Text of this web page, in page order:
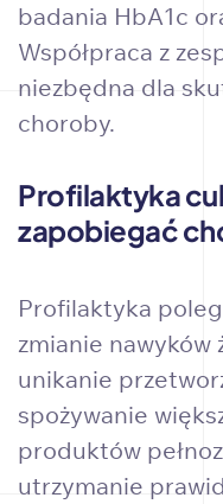
badania HbA1c
Współpraca z
niezbędna dla
choroby.
Profilaktyka
zapobiegać
Profilaktyka
zmianie nawyków
unikanie
spożywanie
produktów
utrzymanie